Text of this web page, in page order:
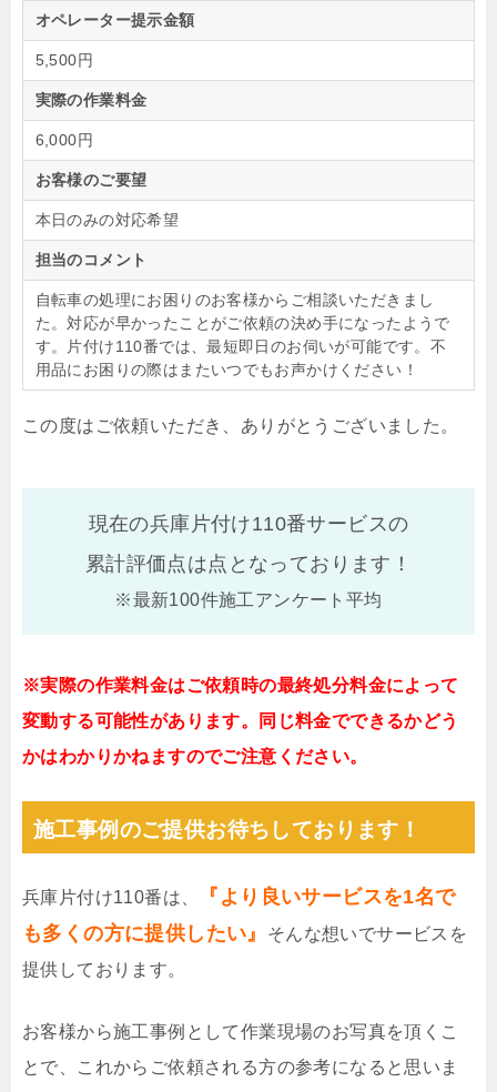
オペレーター提示金額
5,500円
実際の作業料金
6,000円
お客様のご要望
本日のみの対応希望
担当のコメント
自転車の処理にお困りのお客様からご相談いただきまし
た。対応が早かったことがご依頼の決め手になったようで
す。片付け110番では、最短即日のお伺いが可能です。不
用品にお困りの際はまたいつでもお声かけください！
この度はご依頼いただき、ありがとうございました。
現在の兵庫片付け110番サービスの
累計評価点は点となっております！
※最新100件施工アンケート平均
※実際の作業料金はご依頼時の最終処分料金によって
変動する可能性があります。同じ料金でできるかどう
かはわかりかねますのでご注意ください。
施工事例のご提供お待ちしております！
兵庫片付け110番は、
『より良いサービスを1名で
も多くの方に提供したい』
そんな想いでサービスを
提供しております。
お客様から施工事例として作業現場のお写真を頂くこ
とで、これからご依頼される方の参考になると思いま